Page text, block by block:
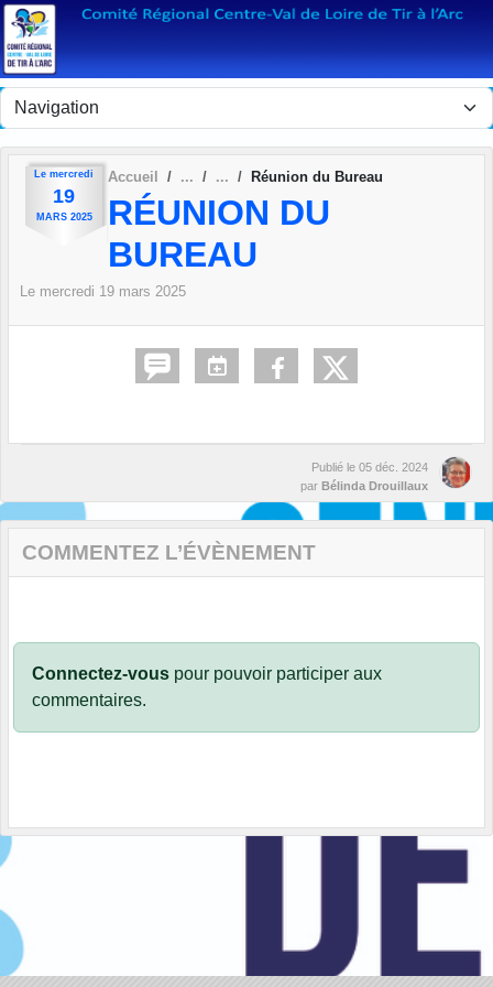
Le mercredi
19
MARS 2025
Accueil Réunion du Bureau
RÉUNION DU
BUREAU
Le mercredi 19 mars 2025
Publié le 05 déc. 2024
par Bélinda Drouillaux
COMMENTEZ L’ÉVÈNEMENT
Connectez-vous pour pouvoir participer aux
commentaires.
Panneau de gestion des cookies